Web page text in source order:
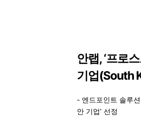
안랩, ‘프로
기업(South
- 엔드포인트 솔루
안 기업’ 선정